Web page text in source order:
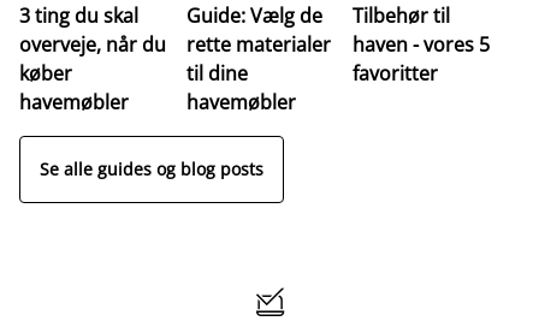
3 ting du skal
overveje, når du
køber
havemøbler
Guide: Vælg de
rette materialer
til dine
havemøbler
Tilbehør til
haven - vores 5
favoritter
Se alle guides og blog posts
